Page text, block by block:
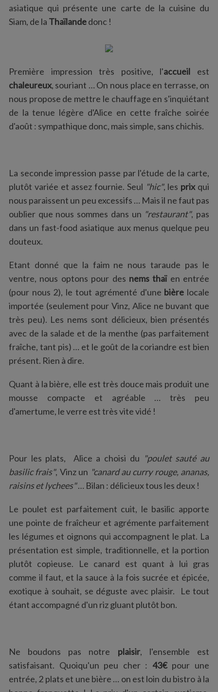
asiatique qui présente une carte de la cuisine du
Siam, de la Thaïlandedonc !
Première impression très positive, l'accueil est
chaleureux, souriant … On nous place en terrasse, on
nous propose de mettre le chauffage en s'inquiétant
de la tenue légère d'Alice en cette fraîche soirée
d'août : sympathique donc, mais simple, sans chichis.
La seconde impression passe par l'étude de la carte,
plutôt variée et assez fournie. Seul "hic", les prixqui
nous paraissent un peu excessifs … Mais il ne faut pas
oublier que nous sommes dans un "restaurant", pas
dans un fast-food asiatique aux menus quelque peu
douteux.
Etant donné que la faim ne nous taraude pas le
ventre, nous optons pour des nems thaïen entrée
(pour nous 2), le tout agrémenté d'une bière locale
importée (seulement pour Vinz, Alice ne buvant que
très peu). Les nems sont délicieux, bien présentés
avec de la salade et de la menthe (pas parfaitement
fraîche, tant pis) … et le goût de la coriandre est bien
présent. Rien à dire.
Quant à la bière, elle est très douce mais produit une
mousse compacte et agréable … très peu
d'amertume, le verre est très vite vidé !
Pour les plats, Alice a choisi du "poulet sauté au
basilic frais", Vinz un "canard au curry rouge, ananas,
raisins et lychees"… Bilan : délicieux tous les deux !
Le poulet est parfaitement cuit, le basilic apporte
une pointe de fraîcheur et agrémente parfaitement
les légumes et oignons qui accompagnent le plat. La
présentation est simple, traditionnelle, et la portion
plutôt copieuse. Le canard est quant à lui gras
comme il faut, et la sauce à la fois sucrée et épicée,
exotique à souhait, se déguste avec plaisir. Le tout
étant accompagné d'un riz gluant plutôt bon.
Ne boudons pas notre plaisir, l'ensemble est
satisfaisant. Quoiqu'un peu cher : 43€pour une
entrée, 2 plats et une bière … on est loin du bistro à la